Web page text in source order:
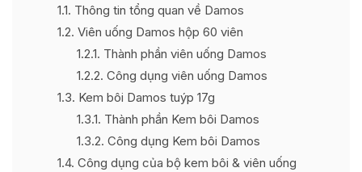
1.1 Thông tin tổng quan về Damos
1.2 Viên uống Damos hộp 60 viên
1.2.1 Thành phần viên uống Damos
1.2.2 Công dụng viên uống Damos
1.3 Kem bôi Damos tuýp 17g
1.3.1 Thành phần Kem bôi Damos
1.3.2 Công dụng Kem bôi Damos
1.4 Công dụng của bộ kem bôi & viên uống